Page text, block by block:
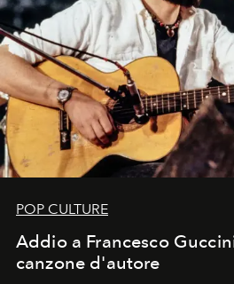
POP CULTURE
Addio a Francesco
canzone d'autore